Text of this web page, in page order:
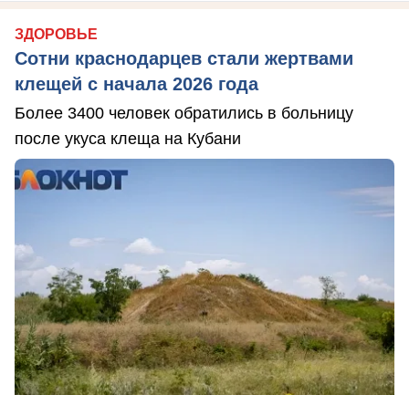
ЗДОРОВЬЕ
Сотни краснодарцев стали жертвами
клещей с начала 2026 года
Более 3400 человек обратились в больницу
после укуса клеща на Кубани